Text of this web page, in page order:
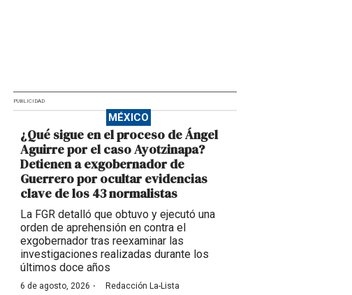
PUBLICIDAD
MÉXICO
¿Qué sigue en el proceso de Ángel
Aguirre por el caso Ayotzinapa?
Detienen a exgobernador de
Guerrero por ocultar evidencias
clave de los 43 normalistas
La FGR detalló que obtuvo y ejecutó una
orden de aprehensión en contra el
exgobernador tras reexaminar las
investigaciones realizadas durante los
últimos doce años
6 de agosto, 2026 · Redacción La-Lista